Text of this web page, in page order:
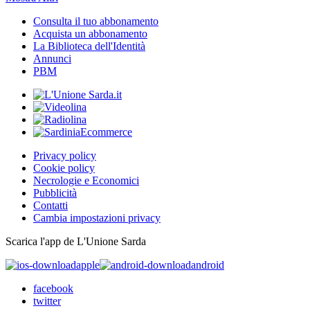
Consulta il tuo abbonamento
Acquista un abbonamento
La Biblioteca dell'Identità
Annunci
PBM
Privacy policy
Cookie policy
Necrologie e Economici
Pubblicità
Contatti
Cambia impostazioni privacy
Scarica l'app de L'Unione Sarda
apple
android
facebook
twitter